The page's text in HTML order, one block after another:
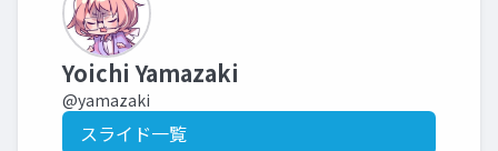
Yoichi Yamazaki
@yamazaki
スライド一覧